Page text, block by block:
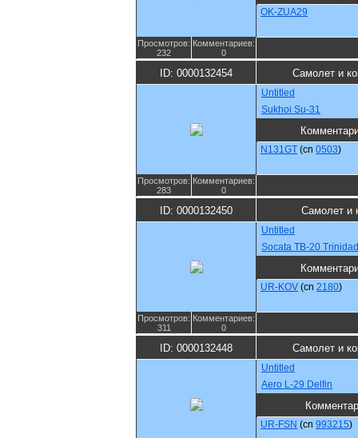
OK-ZUA29
Просмотров:
232
Комментариев:
0
ID: 0000132454 Самолет и
Untitled
Sukhoi Su-31
N131GT (cn 0503)
Просмотров:
283
Комментариев:
0
ID: 0000132450 Самолет и
Untitled
Socata TB-20
UR-KOV (cn 2180)
Просмотров:
311
Комментариев:
0
ID: 0000132448 Самолет и
Untitled
Aero L-29 Delfin
UR-FSN (cn 993215)